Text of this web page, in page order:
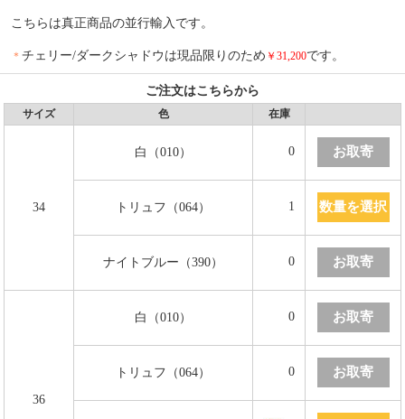
こちらは真正商品の並行輸入です。
＊ チェリー/ダークシャドウは現品限りのため ￥31,200です。
ご注文はこちらから
サイズ 色 在庫
34
白（010） 0 お取寄
トリュフ（064） 1 数量を選択
ナイトブルー（390） 0 お取寄
36
白（010） 0 お取寄
トリュフ（064） 0 お取寄